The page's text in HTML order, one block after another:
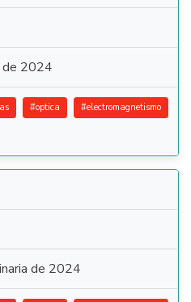
de 2024
#optica #electromagnetismo
de 2024